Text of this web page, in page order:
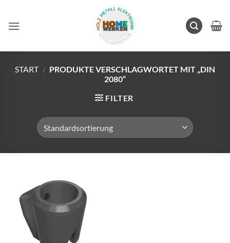
springen
START / PRODUKTE VERSCHLAGWORTET MIT „DIN
2080“
FILTER